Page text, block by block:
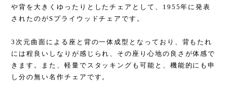
や背を大きくゆったりとしたチェアとして、1955年に発表
されたのがSプライウッドチェアです。
3次元曲面による座と背の一体成型となっており、背もたれ
には程良いしなりが感じられ、その座り心地の良さが体感で
きます。また、軽量でスタッキングも可能と、機能的にも申
し分の無い名作チェアです。